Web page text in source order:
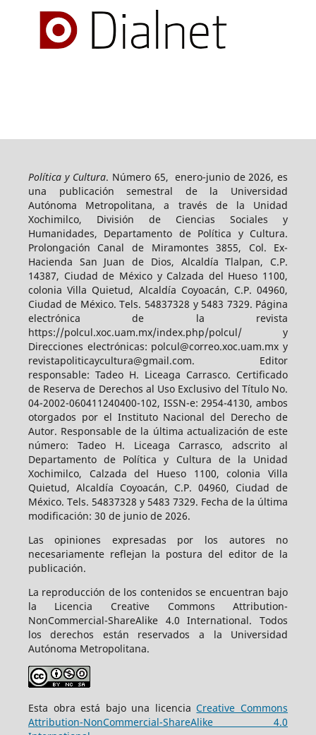
Política y Cultura. Número 65, enero-junio de 2026, es
una publicación semestral de la Universidad
Autónoma Metropolitana, a través de la Unidad
Xochimilco, División de Ciencias Sociales y
Humanidades, Departamento de Política y Cultura.
Prolongación Canal de Miramontes 3855, Col. Ex-
Hacienda San Juan de Dios, Alcaldía Tlalpan, C.P.
14387, Ciudad de México y Calzada del Hueso 1100,
colonia Villa Quietud, Alcaldía Coyoacán, C.P. 04960,
Ciudad de México. Tels. 54837328 y 5483 7329. Página
electrónica de la revista
https://polcul.xoc.uam.mx/index.php/polcul/ y
Direcciones electrónicas: polcul@correo.xoc.uam.mx y
revistapoliticaycultura@gmail.com. Editor
responsable: Tadeo H. Liceaga Carrasco. Certificado
de Reserva de Derechos al Uso Exclusivo del Título No.
04-2002-060411240400-102, ISSN-e: 2954-4130, ambos
otorgados por el Instituto Nacional del Derecho de
Autor. Responsable de la última actualización de este
número: Tadeo H. Liceaga Carrasco, adscrito al
Departamento de Política y Cultura de la Unidad
Xochimilco, Calzada del Hueso 1100, colonia Villa
Quietud, Alcaldía Coyoacán, C.P. 04960, Ciudad de
México. Tels. 54837328 y 5483 7329. Fecha de la última
modificación: 30 de junio de 2026.
Las opiniones expresadas por los autores no
necesariamente reflejan la postura del editor de la
publicación.
La reproducción de los contenidos se encuentran bajo
la Licencia Creative Commons Attribution-
NonCommercial-ShareAlike 4.0 International. Todos
los derechos están reservados a la Universidad
Autónoma Metropolitana.
Esta obra está bajo una licenciaCreative Commons
Attribution-NonCommercial-ShareAlike 4.0